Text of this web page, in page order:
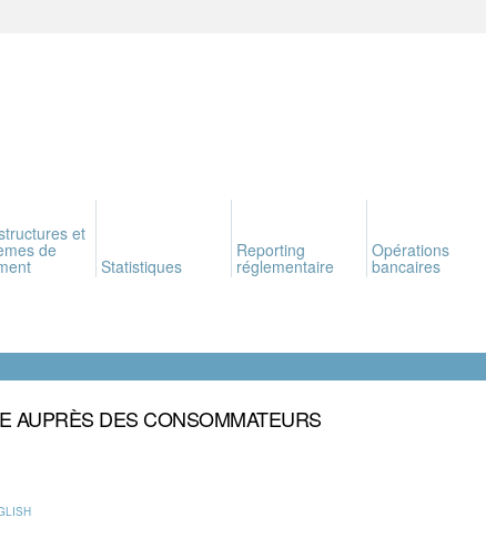
et
de
Statistiques
Reporting
réglementaire
Opérations
bancaires
AUPRÈS DES CONSOMMATEURS